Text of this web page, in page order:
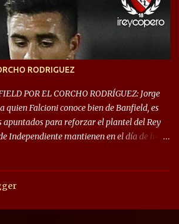
la #CopaLibertadores 2021. ¡Este año hay
⚽🇦🇹👑🏆.
RODRIGUEZ
POR EL CORCHO RODRÍGUEZ: Jorge
quien Falcioni conoce bien de Banfield, es
apuntados para reforzar el plantel del Rey
Independiente mantienen en el día de hoy
compra pero, por lo que se sabe, Banfield
el 50% del pase por una cifra cercana a los
El volante central titular del Banfield y